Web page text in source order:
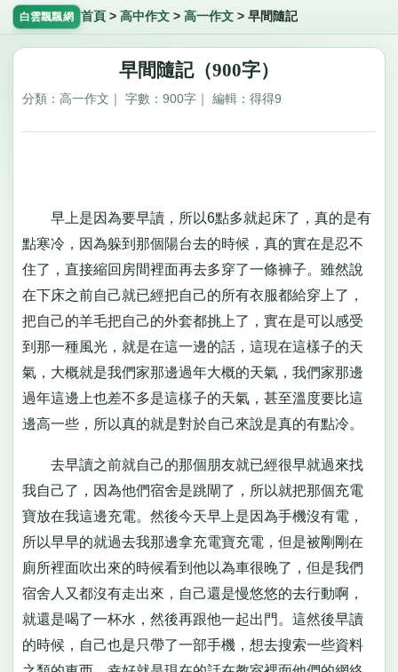
白雲飄飄網 首頁 > 高中作文> 高一作文> 早間隨記
早間隨記（900字）
分類：高一作文｜ 字數：900字｜ 編輯：得得9
早上是因為要早讀，所以6點多就起床了，真的是有
點寒冷，因為躲到那個陽台去的時候，真的實在是忍不
住了，直接縮回房間裡面再去多穿了一條褲子。雖然說
在下床之前自己就已經把自己的所有衣服都給穿上了，
把自己的羊毛把自己的外套都挑上了，實在是可以感受
到那一種風光，就是在這一邊的話，這現在這樣子的天
氣，大概就是我們家那邊過年大概的天氣，我們家那邊
過年這邊上也差不多是這樣子的天氣，甚至溫度要比這
邊高一些，所以真的就是對於自己來說是真的有點冷。
去早讀之前就自己的那個朋友就已經很早就過來找
我自己了，因為他們宿舍是跳閘了，所以就把那個充電
寶放在我這邊充電。然後今天早上是因為手機沒有電，
所以早早的就過去我那邊拿充電寶充電，但是被剛剛在
廁所裡面吹出來的時候看到他以為車很晚了，但是我們
宿舍人又都沒有走出來，自己還是慢悠悠的去行動啊，
就還是喝了一杯水，然後再跟他一起出門。這然後早讀
的時候，自己也是只帶了一部手機，想去搜索一些資料